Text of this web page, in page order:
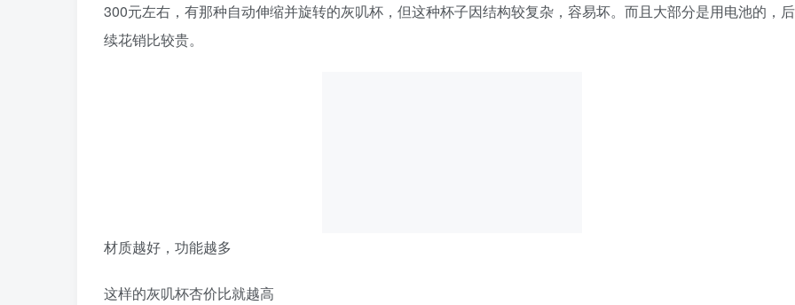
300元左右，有那种自动伸缩并旋转的灰叽杯，但这种杯子因结构较复杂，容易坏。而且大部分是用电池的，后
续花销比较贵。
材质越好，功能越多
这样的灰叽杯杏价比就越高